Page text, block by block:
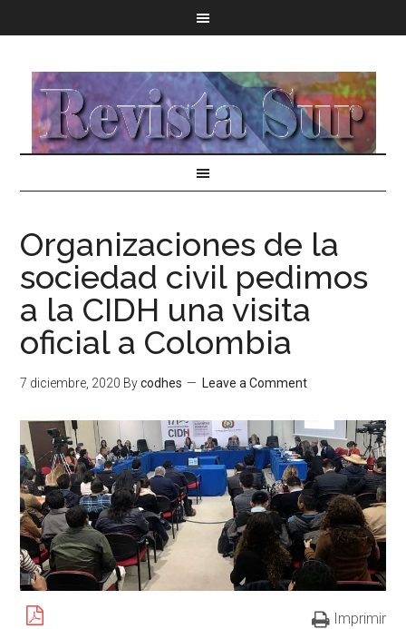
Organizaciones de la
sociedad civil pedimos
a la CIDH una visita
oficial a Colombia
7 diciembre, 2020 Bycodhes Leave a Comment
Imprimir